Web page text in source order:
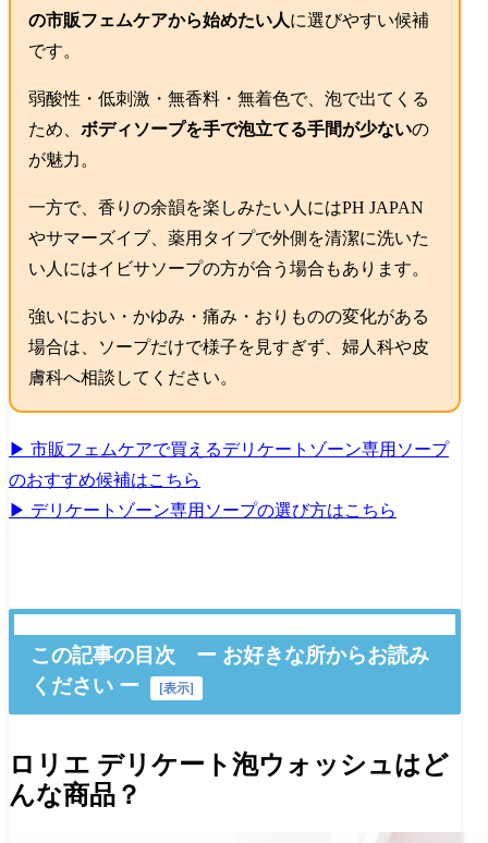
の市販フェムケアから始めたい人に選びやすい候補
です。
弱酸性・低刺激・無香料・無着色で、泡で出てくる
ため、 ボディソープを手で泡立てる手間が少ないの
が魅力。
一方で、香りの余韻を楽しみたい人にはPH JAPAN
やサマーズイブ、薬用タイプで外側を清潔に洗いた
い人にはイビサソープの方が合う場合もあります。
強いにおい・かゆみ・痛み・おりものの変化がある
場合は、ソープだけで様子を見すぎず、婦人科や皮
膚科へ相談してください。
▶ 市販フェムケアで買えるデリケートゾーン専用ソープ
のおすすめ候補はこちら
▶ デリケートゾーン専用ソープの選び方はこちら
この記事の目次 ー お好きな所からお読み
ください ー
[表示]
ロリエ デリケート泡ウォッシュはど
んな商品？